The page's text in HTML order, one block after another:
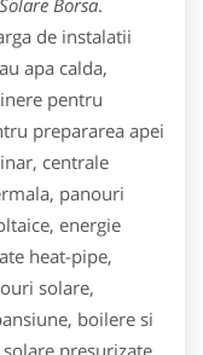
de instalatii
apa calda,
pentru
prepararea apei
centrale
panouri
energie
heat-pipe,
solare,
boilere si
presurizate,